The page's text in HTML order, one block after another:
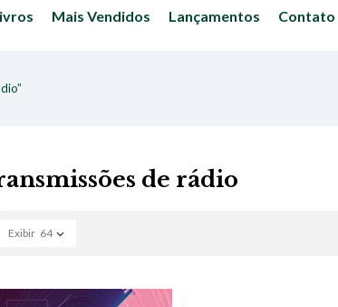
Mais Vendidos Lançamentos Contato
de rádio
Exibir 64